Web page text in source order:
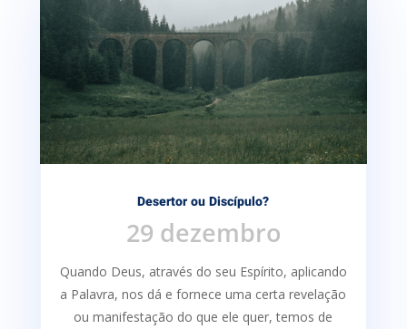
Desertor ou Discípulo?
29 dezembro
Quando Deus, através do seu Espírito, aplicando
a Palavra, nos dá e fornece uma certa re­velação
ou manifestação do que ele quer, temos de